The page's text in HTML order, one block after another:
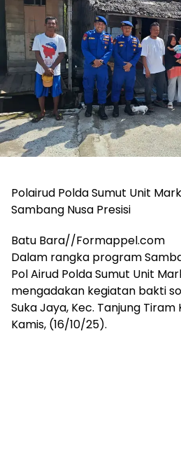
Polairud Polda Sumut Unit
Sambang Nusa Presisi
Batu Bara//Formappel.com
Dalam rangka program
Pol Airud Polda Sumut Unit
mengadakan kegiatan bakti
Suka Jaya, Kec. Tanjung
Kamis, (16/10/25).